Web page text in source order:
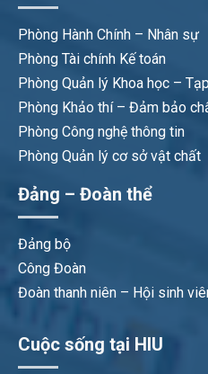
Phòng Hành Chính – Nhân sự
Phòng Tài chính Kế toán
Phòng Quản lý Khoa học –
Phòng Khảo thí – Đảm bảo
Phòng Công nghệ thông tin
Phòng Quản lý cơ sở vật chất
Đảng – Đoàn thể
Đảng bộ
Công Đoàn
Đoàn thanh niên – Hội sinh
Cuộc sống tại HIU